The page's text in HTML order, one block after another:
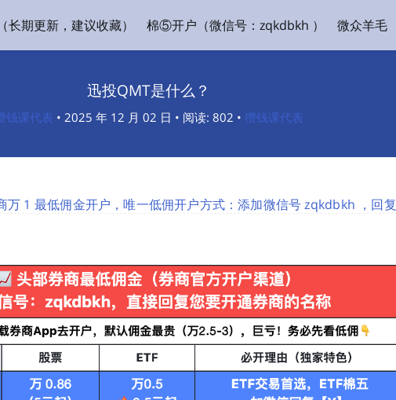
期更新，建议收藏） 棉⑤开户（微信号：zqkdbkh ） 微众羊毛
迅投QMT是什么？
钱课代表 • 2025 年 12 月 02 日 • 阅读: 802 • 攒钱课代表
万 1 最低佣金开户，唯一低佣开户方式：添加微信号 zqkdbkh ，回复